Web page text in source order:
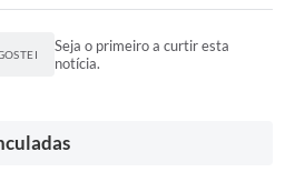
Seja o primeiro a curtir esta
notícia.